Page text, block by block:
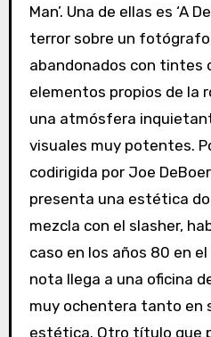
Man’. Una de ellas es ‘A
terror sobre un fotógrafo
abandonados con tintes
elementos propios de la
una atmósfera
visuales muy potentes.
codirigida por Joe
presenta una estética
mezcla con el slasher,
caso en los años 80 en
nota llega a una oficina
muy ochentera tanto en
estética. Otro título que